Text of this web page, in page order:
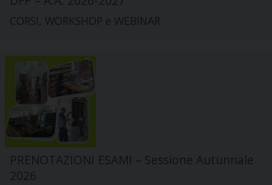
CORSI, WORKSHOP e WEBINAR
PRENOTAZIONI ESAMI – Sessione Autunnale
2026